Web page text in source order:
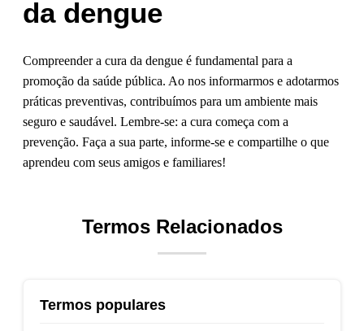
da dengue
Compreender a cura da dengue é fundamental para a
promoção da saúde pública. Ao nos informarmos e adotarmos
práticas preventivas, contribuímos para um ambiente mais
seguro e saudável. Lembre-se: a cura começa com a
prevenção. Faça a sua parte, informe-se e compartilhe o que
aprendeu com seus amigos e familiares!
Termos Relacionados
Termos populares